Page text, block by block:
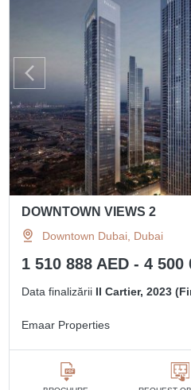
DOWNTOWN VIEWS 2
Downtown Dubai, Dubai
1 510 888 AED - 4 500
Data finalizării II Cartier, 2023
Emaar Properties